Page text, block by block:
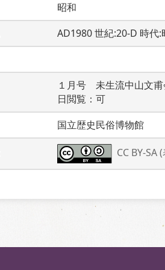
昭和
AD1980 世紀:20-D 時代
１月号　未生流中山文
日閲覧：可
国立歴史民俗博物館
CC BY-SA